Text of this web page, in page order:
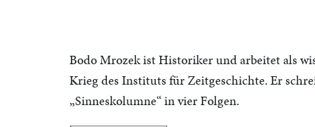
Bodo Mrozek ist Historiker und arbeitet als
Krieg des Instituts für Zeitgeschichte. Er
„Sinneskolumne“ in vier Folgen.